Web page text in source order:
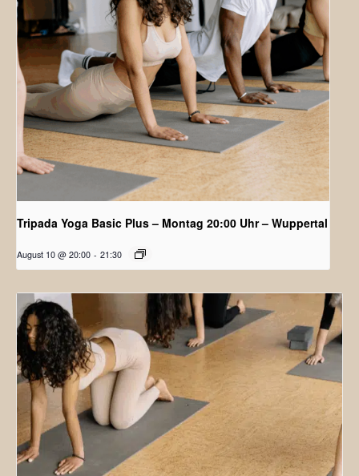
Tripada Yoga Basic Plus – Montag 20:00 Uhr – Wuppertal
August 10 @ 20:00 - 21:30